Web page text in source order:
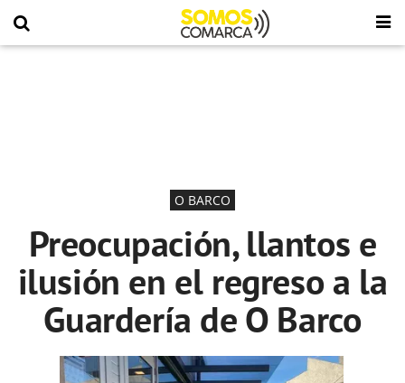
O BARCO
Preocupación, llantos e
ilusión en el regreso a la
Guardería de O Barco